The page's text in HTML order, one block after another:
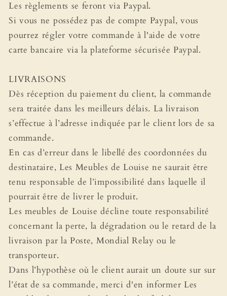
Les règlements se feront via Paypal.
Si vous ne possédez pas de compte Paypal, vous
pourrez régler votre commande à l'aide de votre
carte bancaire via la plateforme sécurisée Paypal.
LIVRAISONS
Dès réception du paiement du client, la commande
sera traitée dans les meilleurs délais. La livraison
s’effectue à l’adresse indiquée par le client lors de sa
commande.
En cas d’erreur dans le libellé des coordonnées du
destinataire, Les Meubles de Louise ne saurait être
tenu responsable de l’impossibilité dans laquelle il
pourrait être de livrer le produit.
Les meubles de Louise décline toute responsabilité
concernant la perte, la dégradation ou le retard de la
livraison par la Poste, Mondial Relay ou le
transporteur.
Dans l’hypothèse où le client aurait un doute sur sur
l’état de sa commande, merci d'en informer Les